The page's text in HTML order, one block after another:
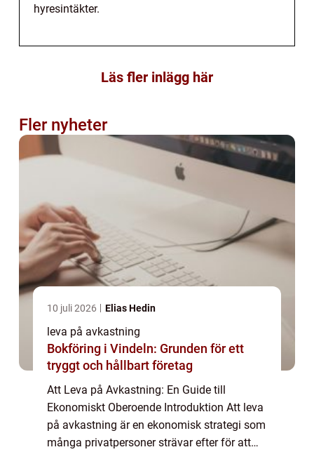
hyresintäkter.
Läs fler inlägg här
Fler nyheter
10 juli 2026 Elias Hedin
leva på avkastning
Bokföring i Vindeln: Grunden för ett
tryggt och hållbart företag
Att Leva på Avkastning: En Guide till
Ekonomiskt Oberoende Introduktion Att leva
på avkastning är en ekonomisk strategi som
många privatpersoner strävar efter för att